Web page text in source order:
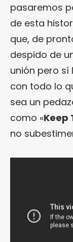
pasaremos
de esta
que, de
despido de
unión pero
con todo lo
sea un
como «Keep
no